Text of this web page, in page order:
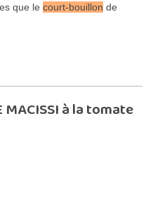
que le court-bouillon de
à la tomate